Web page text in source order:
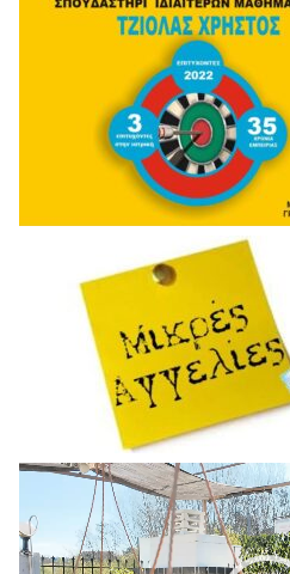
Πρόγραμμα
Αναπαραγωγής
Βίντεο